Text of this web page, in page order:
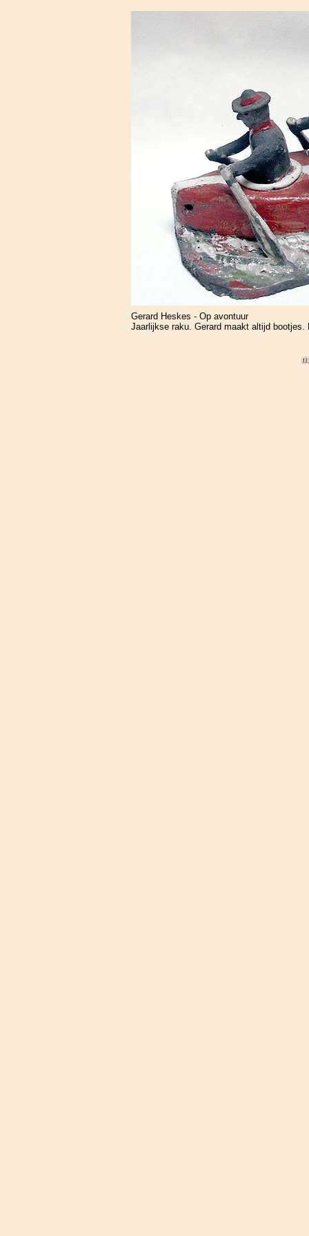
Gerard Heskes - Op avontuur
Jaarlijkse raku. Gerard maakt altijd bootjes.